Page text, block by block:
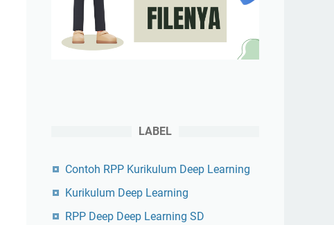
LABEL
Contoh RPP Kurikulum Deep Learning
Kurikulum Deep Learning
RPP Deep Deep Learning SD